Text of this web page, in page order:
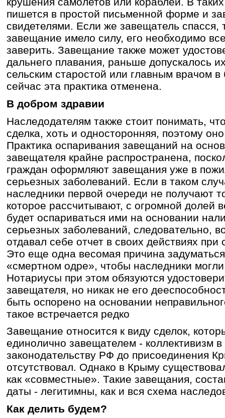
пишется в простой письменной форме и
свидетелями. Если же завещатель спасся,
завещание имело силу, его необходимо
заверить. Завещание также может
дальнего плавания, раньше допускалось
сельским старостой или главным врачом в
сейчас эта практика отменена.
В добром здравии
Наследодателям также стоит понимать,
сделка, хоть и односторонняя, поэтому
Практика оспаривания завещаний на
завещателя крайне распространена,
граждан оформляют завещания уже в
серьезных заболеваний. Если в таком
наследники первой очереди не получают
которое рассчитывают, с огромной долей
будет оспариваться ими на основании
серьезных заболеваний, следовательно,
отдавал себе отчет в своих действиях
Это еще одна весомая причина
«смертном одре», чтобы наследники
Нотариусы при этом обязуются
завещателя, но никак не его
быть оспорено на основании
такое встречается редко
Завещание относится к виду сделок,
единолично завещателем - коллективизм
законодательству РФ до присоединения
отсутствовал. Однако в Крыму
как «совместные». Такие завещания,
даты - легитимны, как и вся схема
Как делить будем?